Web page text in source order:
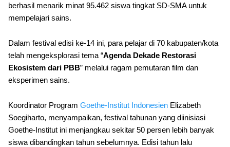
berhasil menarik minat 95.462 siswa tingkat SD-SMA untuk
mempelajari sains.
Dalam festival edisi ke-14 ini, para pelajar di 70 kabupaten/kota
telah mengeksplorasi tema “Agenda Dekade Restorasi
Ekosistem dari PBB” melalui ragam pemutaran film dan
eksperimen sains.
Koordinator Program Goethe-Institut Indonesien Elizabeth
Soegiharto, menyampaikan, festival tahunan yang diinisiasi
Goethe-Institut ini menjangkau sekitar 50 persen lebih banyak
siswa dibandingkan tahun sebelumnya. Edisi tahun lalu